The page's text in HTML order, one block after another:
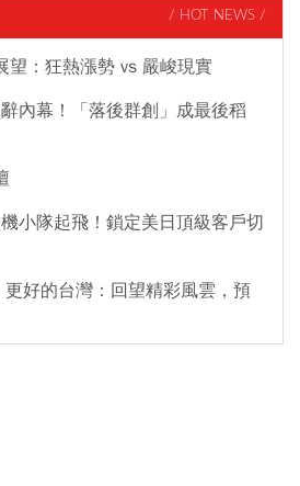
/ HOT NEWS /
望：狂熱漲勢 vs 嚴峻現實
內幕！「落後群創」成最後稻
小隊起飛！鎖定美日頂級客戶切
好的台灣：回望精彩風雲，預